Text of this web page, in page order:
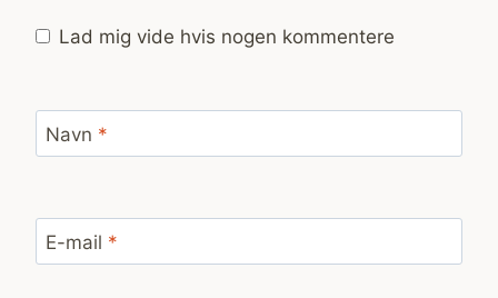
Lad mig vide hvis nogen kommentere
Navn *
E-mail *